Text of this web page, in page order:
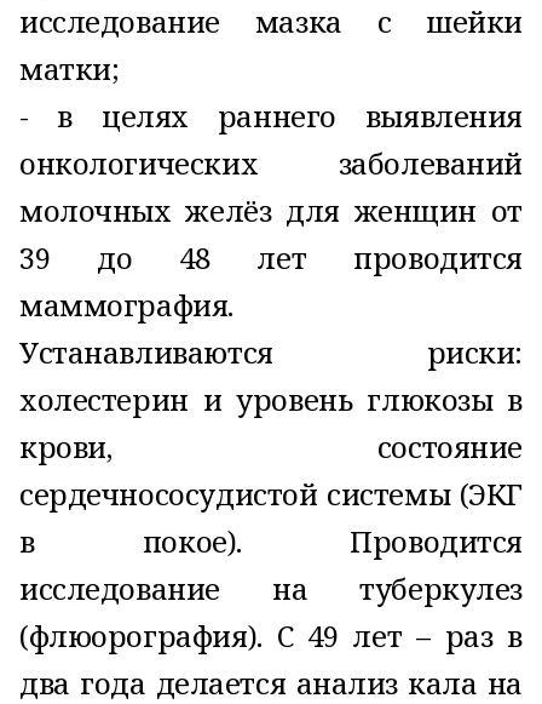
исследование мазка с шейки
матки;
- в целях раннего выявления
онкологических заболеваний
молочных желёз для женщин от
39 до 48 лет проводится
маммография.
Устанавливаются риски:
холестерин и уровень глюкозы в
крови, состояние
сердечнососудистой системы (ЭКГ
в покое). Проводится
исследование на туберкулез
(флюорография). С 49 лет – раз в
два года делается анализ кала на